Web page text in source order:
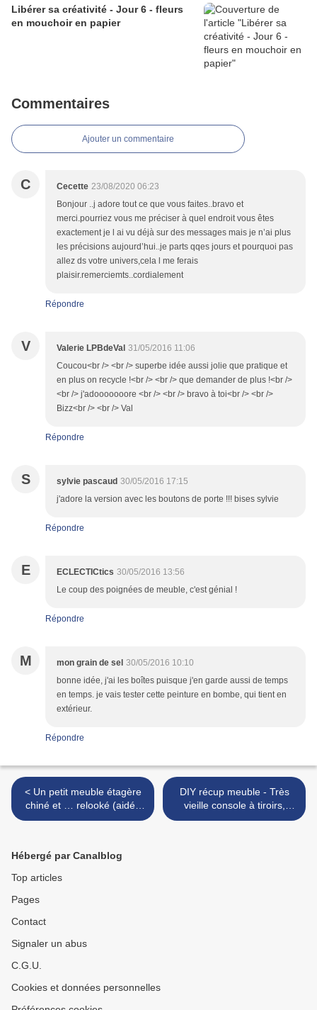
Libérer sa créativité - Jour 6 - fleurs
en mouchoir en papier
Commentaires
Ajouter un commentaire
C Cecette 23/08/2020 06:23
Bonjour ..j adore tout ce que vous faites..bravo et
merci.pourriez vous me préciser à quel endroit vous êtes
exactement je l ai vu déjà sur des messages mais je n’ai plus
les précisions aujourd’hui..je parts qqes jours et pourquoi pas
allez ds votre univers,cela l me ferais
plaisir.remerciemts..cordialement
Répondre
V Valerie LPBdeVal 31/05/2016 11:06
Coucou<br /> <br /> superbe idée aussi jolie que pratique et
en plus on recycle !<br /> <br /> que demander de plus !<br />
<br /> j'adooooooore <br /> <br /> bravo à toi<br /> <br />
Bizz<br /> <br /> Val
Répondre
S sylvie pascaud 30/05/2016 17:15
j'adore la version avec les boutons de porte !!! bises sylvie
Répondre
E ECLECTICtics 30/05/2016 13:56
Le coup des poignées de meuble, c'est génial !
Répondre
M mon grain de sel 30/05/2016 10:10
bonne idée, j'ai les boîtes puisque j'en garde aussi de temps
en temps. je vais tester cette peinture en bombe, qui tient en
extérieur.
Répondre
< Un petit meuble étagère
chiné et … relooké (aidée
par ma clouteuse !)
DIY récup meuble - Très
vieille console à tiroirs,
réparée et patinée >
Hébergé par Canalblog
Top articles
Pages
Contact
Signaler un abus
C.G.U.
Cookies et données personnelles